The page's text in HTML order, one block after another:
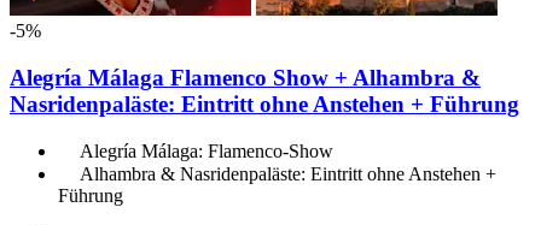
-5%
Alegría Málaga Flamenco Show + Alhambra &
Nasridenpaläste: Eintritt ohne Anstehen + Führung
Alegría Málaga: Flamenco-Show
Alhambra & Nasridenpaläste: Eintritt ohne Anstehen +
Führung